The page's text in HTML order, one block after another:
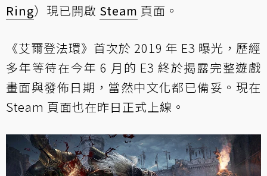
Ring）現已開啟 Steam 頁面。
《艾爾登法環》首次於 2019 年 E3 曝光，歷經
多年等待在今年 6 月的 E3 終於揭露完整遊戲
畫面與發佈日期，當然中文化都已備妥。現在
Steam 頁面也在昨日正式上線。